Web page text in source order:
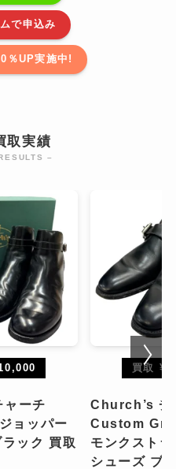
で申込み
％UP実施中!
取実績
–
ーチ
ョッパー
ック 買取
買取
Church’s チ
Custom
モンクスト
シューズ ブ